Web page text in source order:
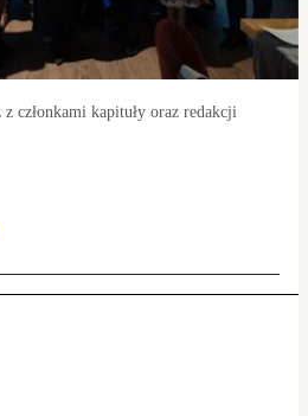
członkami kapituły oraz redakcji